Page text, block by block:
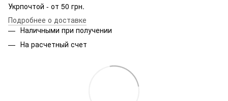
Укрпочтой - от 50 грн.
Подробнее о доставке
Наличными при получении
На расчетный счет